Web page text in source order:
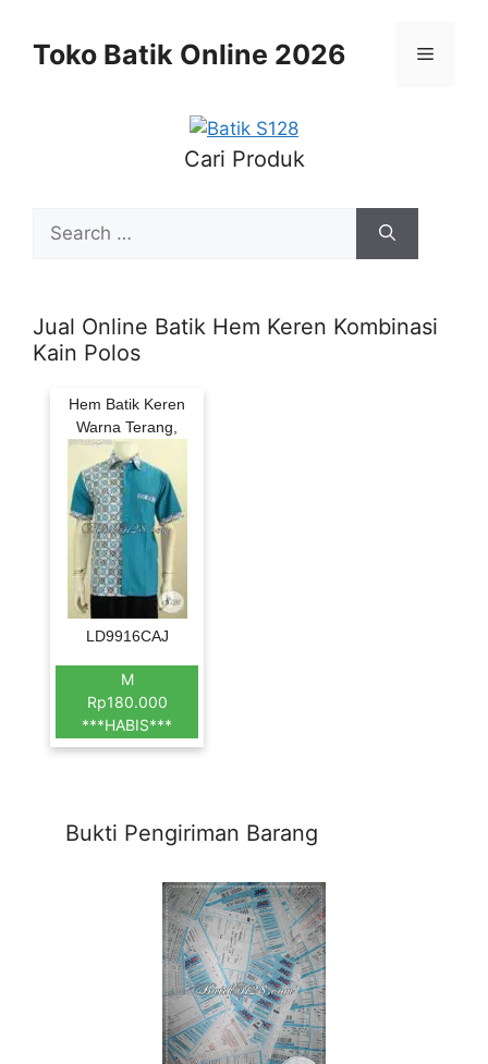
contentToko Batik Online 2026 Menu
Cari Produk
for:
Jual Online Batik Hem Keren Kombinasi
Kain Polos
Hem Batik Keren
Warna Terang,
LD9916CAJ
M
Rp180.000
***HABIS***
Bukti Pengiriman Barang